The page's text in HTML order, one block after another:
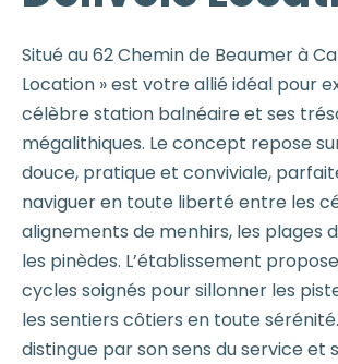
Situé au 62 Chemin de Beaumer à
Location » est votre allié idéal pour
célèbre station balnéaire et ses
mégalithiques. Le concept repose
douce, pratique et conviviale,
naviguer en toute liberté entre les
alignements de menhirs, les plages
les pinèdes. L’établissement
cycles soignés pour sillonner les
les sentiers côtiers en toute sérénité.
distingue par son sens du service et